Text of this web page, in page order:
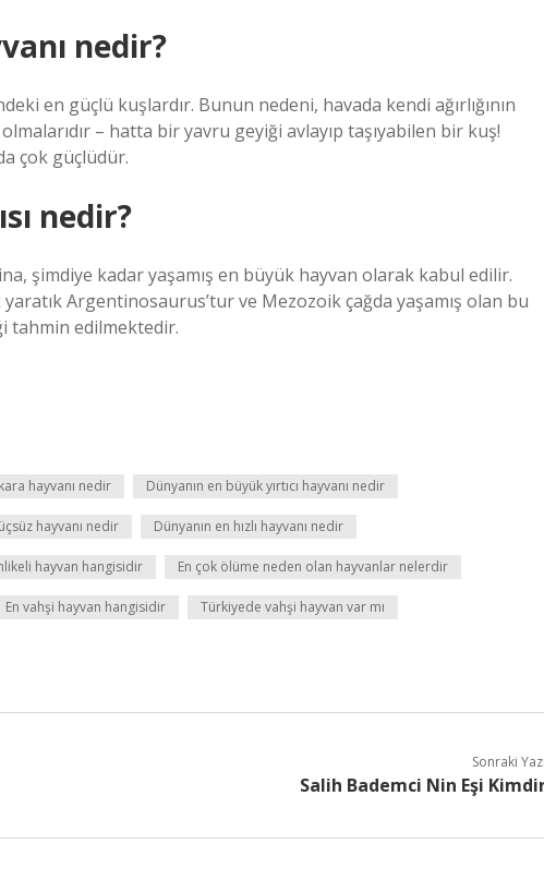
nedir?
en güçlü kuşlardır. Bunun nedeni, havada kendi ağırlığının
– hatta bir yavru geyiği avlayıp taşıyabilen bir kuş!
çok güçlüdür.
nedir?
şimdiye kadar yaşamış en büyük hayvan olarak kabul edilir.
Argentinosaurus’tur ve Mezozoik çağda yaşamış olan bu
tahmin edilmektedir.
hayvanı nedir Dünyanın en büyük yırtıcı hayvanı nedir
hayvanı nedir Dünyanın en hızlı hayvanı nedir
hayvan hangisidir En çok ölüme neden olan hayvanlar nelerdir
En vahşi hayvan hangisidir Türkiyede vahşi hayvan var mı
Sonraki Yazı
Salih Bademci Nin Eşi